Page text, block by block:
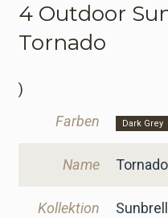
4 Outdoor
Tornado
)
Farben
Dark Grey
Name Tornado
Kollektion